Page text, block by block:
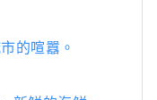
婦羅蓋飯、日本蕎
在內的各種美食。
、南房總縣、立山
的喧囂。